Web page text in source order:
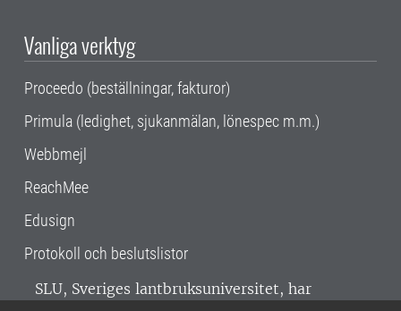
Vanliga verktyg
Proceedo (beställningar, fakturor)
Primula (ledighet, sjukanmälan, lönespec m.m.)
Webbmejl
ReachMee
Edusign
Protokoll och beslutslistor
SLU, Sveriges lantbruksuniversitet, har